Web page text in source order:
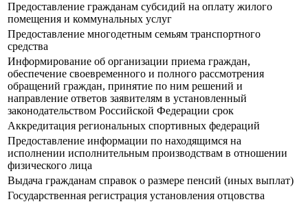
Предоставление гражданам субсидий на оплату жилого
помещения и коммунальных услуг
Предоставление многодетным семьям транспортного
средства
Информирование об организации приема граждан,
обеспечение своевременного и полного рассмотрения
обращений граждан, принятие по ним решений и
направление ответов заявителям в установленный
законодательством Российской Федерации срок
Аккредитация региональных спортивных федераций
Предоставление информации по находящимся на
исполнении исполнительным производствам в отношении
физического лица
Выдача гражданам справок о размере пенсий (иных выплат)
Государственная регистрация установления отцовства